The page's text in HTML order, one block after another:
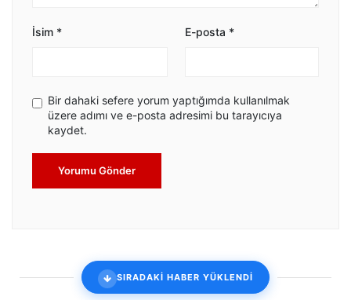
İsim * E-posta *
Bir dahaki sefere yorum yaptığımda kullanılmak
üzere adımı ve e-posta adresimi bu tarayıcıya
kaydet.
Yorumu Gönder
SIRADAKİ HABER YÜKLENDİ